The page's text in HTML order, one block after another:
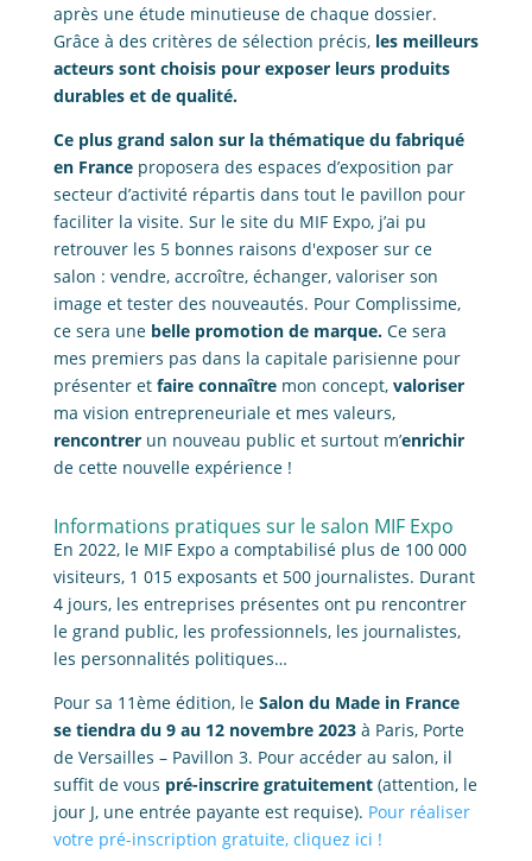
après une étude minutieuse de chaque dossier.
Grâce à des critères de sélection précis,les meilleurs
acteurs sont choisis pour exposer leurs produits
durables et de qualité.
Ce plus grand salon sur la thématique du fabriqué
en Franceproposera des espaces d’exposition par
secteur d’activité répartis dans tout le pavillon pour
faciliter la visite. Sur le site du MIF Expo, j’ai pu
retrouver les 5 bonnes raisons d'exposer sur ce
salon : vendre, accroître, échanger, valoriser son
image et tester des nouveautés. Pour Complissime,
ce sera une belle promotion de marque.Ce sera
mes premiers pas dans la capitale parisienne pour
présenter et faire connaîtremon concept, valoriser
ma vision entrepreneuriale et mes valeurs,
rencontrerun nouveau public et surtout m’enrichir
de cette nouvelle expérience !
Informations pratiques sur le salon MIF Expo
En 2022, le MIF Expo a comptabilisé plus de 100 000
visiteurs, 1 015 exposants et 500 journalistes. Durant
4 jours, les entreprises présentes ont pu rencontrer
le grand public, les professionnels, les journalistes,
les personnalités politiques…
Pour sa 11ème édition, leSalon du Made in France
se tiendra du 9 au 12 novembre 2023à Paris, Porte
de Versailles – Pavillon 3. Pour accéder au salon, il
suffit de vous pré-inscrire gratuitement(attention, le
jour J, une entrée payante est requise). Pour réaliser
votre pré-inscription gratuite, cliquez ici !